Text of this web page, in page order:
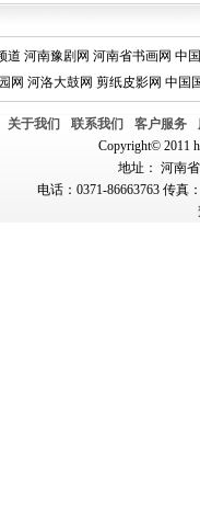
道 河南豫剧网 河南省书画网 中
网 河洛大鼓网 剪纸皮影网 中国
关于我们 联系我们 客户服务
Copyright© 2011
地址： 河南
电话：0371-86663763 传真